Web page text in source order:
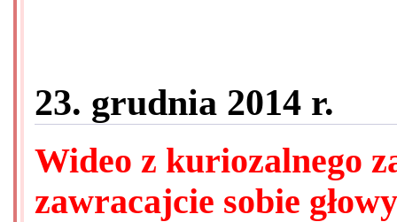
23. grudnia 2014 r.
Wideo z kuriozalnego
zawracajcie sobie